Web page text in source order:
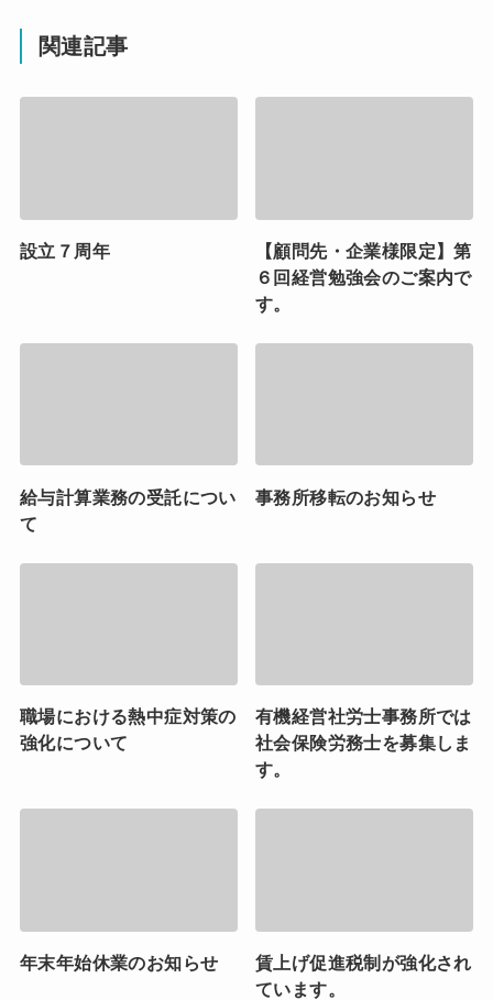
関連記事
設立７周年
【顧問先・企業様限定】第
６回経営勉強会のご案内で
す。
給与計算業務の受託につい
て
事務所移転のお知らせ
職場における熱中症対策の
強化について
有機経営社労士事務所では
社会保険労務士を募集しま
す。
年末年始休業のお知らせ
賃上げ促進税制が強化され
ています。